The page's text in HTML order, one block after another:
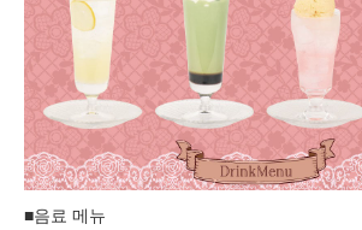
■음료 메뉴